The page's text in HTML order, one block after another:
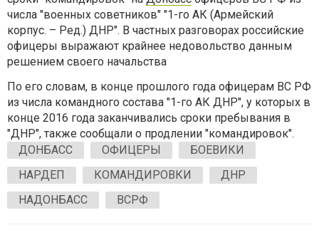
числа "военных советников" "1-го АК (Армейский
корпус. – Ред.) ДНР". В частных разговорах российские
офицеры выражают крайнее недовольство данным
решением своего начальства
По его словам, в конце прошлого года офицерам ВС РФ
из числа командного состава "1-го АК ДНР", у которых в
конце 2016 года заканчивались сроки пребывания в
"ДНР", также сообщали о продлении "командировок".
ДОНБАСС
ОФИЦЕРЫ
БОЕВИКИ
НАРДЕП
КОМАНДИРОВКИ
ДНР
НАДОНБАСС
ВСРФ